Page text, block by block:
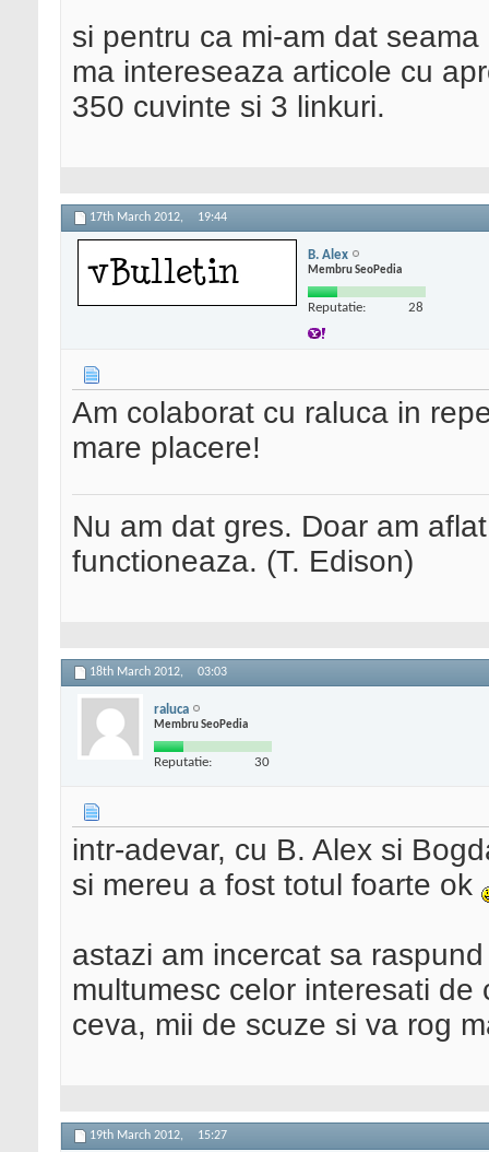
si pentru ca mi-am dat
ma intereseaza articole cu
350 cuvinte si 3 linkuri.
17th March 2012, 19:44
B. Alex
Membru SeoPedia
Reputatie: 28
Am colaborat cu raluca in
mare placere!
Nu am dat gres. Doar am
functioneaza. (T. Edison)
18th March 2012, 03:03
raluca
Membru SeoPedia
Reputatie: 30
intr-adevar, cu B. Alex si
si mereu a fost totul foarte ok
astazi am incercat sa
multumesc celor interesati
ceva, mii de scuze si va rog
19th March 2012, 15:27